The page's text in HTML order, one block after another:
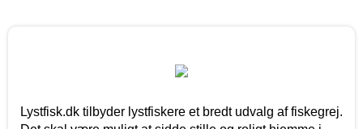
Lystfisk.dk tilbyder lystfiskere et bredt udvalg af fiskegrej.